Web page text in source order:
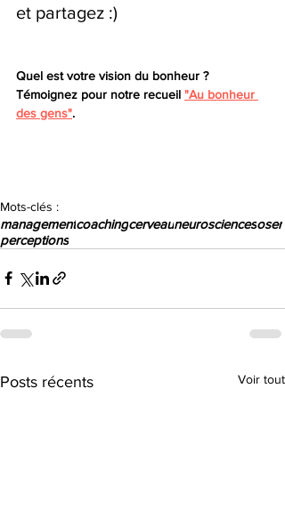
et partagez :)
Quel est votre vision du bonheur ?
Témoignez pour notre recueil "Au bonheur
des gens".
Mots-clés :
managementcoachingcerveauneurosciencesoser
perceptions
Posts récents Voir tout